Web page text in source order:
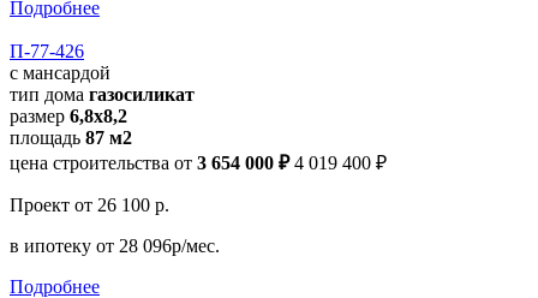
Подробнее
П-77-426
с мансардой
тип дома газосиликат
размер 6,8х8,2
площадь 87 м2
цена строительства от 3 654 000 ₽ 4 019 400 ₽
Проект от 26 100 р.
в ипотеку от 28 096р/мес.
Подробнее